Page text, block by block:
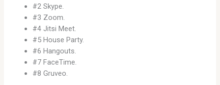
#2 Skype.
#3 Zoom.
#4 Jitsi Meet.
#5 House Party.
#6 Hangouts.
#7 FaceTime.
#8 Gruveo.